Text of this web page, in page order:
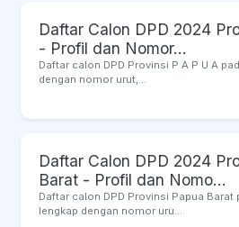
Daftar Calon DPD 2024
- Profil dan Nomor...
Daftar calon DPD Provinsi P A P U A
dengan nomor urut,...
Daftar Calon DPD 2024
Barat - Profil dan Nomo...
Daftar calon DPD Provinsi Papua Barat
lengkap dengan nomor uru...